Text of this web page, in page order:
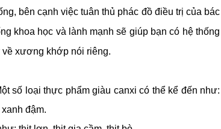
bên cạnh việc tuân thủ phác đồ điều trị của
khoa học và lành mạnh sẽ giúp bạn có hệ
về xương khớp nói riêng.
số loại thực phẩm giàu canxi có thể kể đến
đậm.